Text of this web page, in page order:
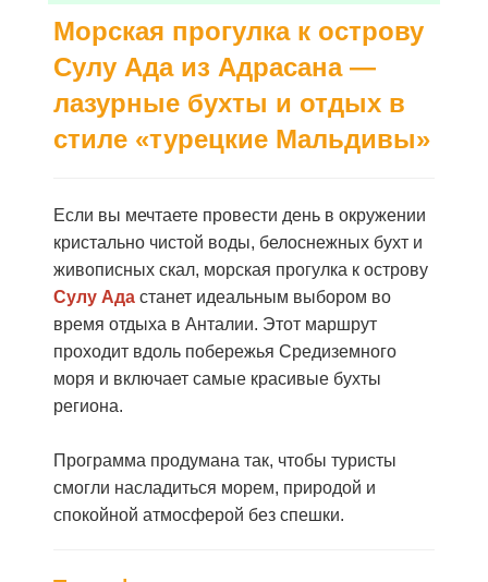
Морская прогулка к острову
Сулу Ада из Адрасана —
лазурные бухты и отдых в
стиле «турецкие Мальдивы»
Если вы мечтаете провести день в окружении
кристально чистой воды, белоснежных бухт и
живописных скал, морская прогулка к острову
Сулу Ада станет идеальным выбором во
время отдыха в Анталии. Этот маршрут
проходит вдоль побережья Средиземного
моря и включает самые красивые бухты
региона.
Программа продумана так, чтобы туристы
смогли насладиться морем, природой и
спокойной атмосферой без спешки.